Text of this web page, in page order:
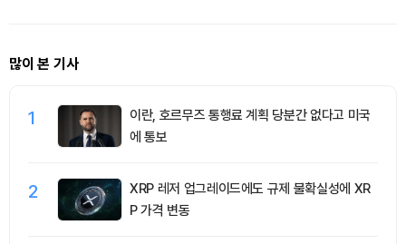
많이 본 기사
1
이란, 호르무즈 통행료 계획 당분간 없다고 미국
에 통보
2
XRP 레저 업그레이드에도 규제 불확실성에 XR
P 가격 변동